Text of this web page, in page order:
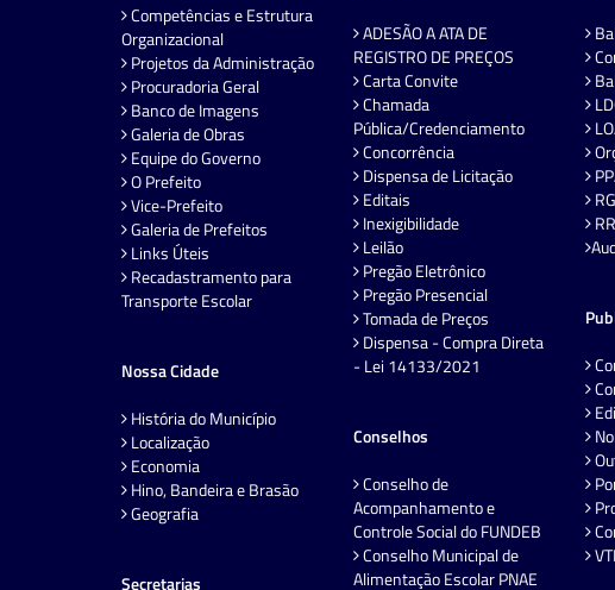
Competências e Estrutura
Organizacional
Projetos da Administração
Procuradoria Geral
Banco de Imagens
Galeria de Obras
Equipe do Governo
O Prefeito
Vice-Prefeito
Galeria de Prefeitos
Links Úteis
Recadastramento para
Transporte Escolar
Nossa Cidade
História do Município
Localização
Economia
Hino, Bandeira e Brasão
Geografia
Secretarias
ADESÃO A ATA DE
REGISTRO DE PREÇOS
Carta Convite
Chamada
Pública/Credenciamento
Concorrência
Dispensa de Licitação
Editais
Inexigibilidade
Leilão
Pregão Eletrônico
Pregão Presencial
Tomada de Preços
Dispensa - Compra Direta
- Lei 14133/2021
Conselhos
Conselho de
Acompanhamento e
Controle Social do FUNDEB
Conselho Municipal de
Alimentação Escolar PNAE